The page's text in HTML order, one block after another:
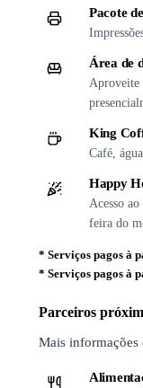
Pacote
Área de
Aproveite
King
Café,
Happy
Acesso
feira do
*Serviços pagos à
*Serviços pagos à
Parceiros
Mais informações